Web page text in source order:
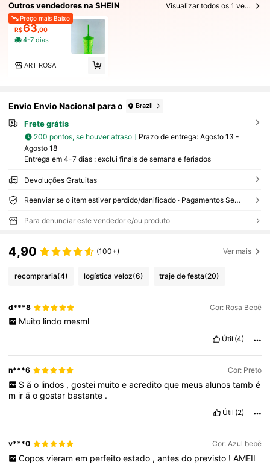
Outros vendedores na SHEIN Visualizar todos os 1 vendedores
Preço mais Baixo
R$63 ,00
4-7 dias
ART ROSA
Envio Envio Nacional para o Brazil
Frete grátis
200 pontos, se houver atraso Prazo de entrega: Agosto 13 -
Agosto 18
Entrega em 4-7 dias : exclui finais de semana e feriados
Devoluções Gratuitas
Reenviar se o item estiver perdido/danificado · Pagamentos Seguros · Proteção de privacidade
Para denunciar este vendedor e/ou produto
4,90 (100+) Ver mais
recompraria(4) logística veloz(6) traje de festa(20)
d***8 Cor: Rosa Bebê
Muito lindo mesml
Útil (4)
n***6 Cor: Preto
S ã o lindos , gostei muito e acredito que meus alunos tamb é
m irãogostar bastante .
Útil (2)
v***0 Cor: Azul bebê
Copos vieram em perfeito estado , antes do previsto ! AMEII